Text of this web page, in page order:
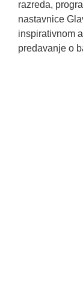
razreda,
nastavnice
inspirativnom
predavanje o